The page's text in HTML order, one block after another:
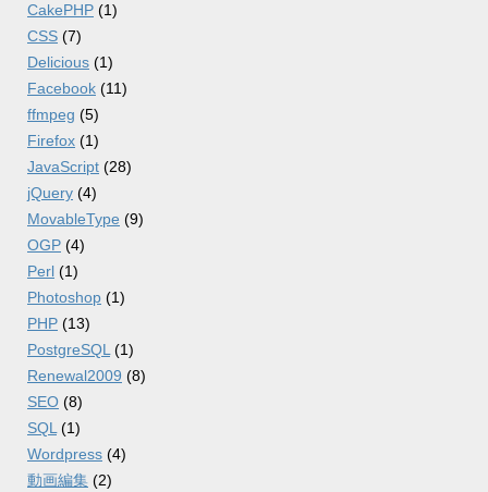
CakePHP (1)
CSS (7)
Delicious (1)
Facebook (11)
ffmpeg (5)
Firefox (1)
JavaScript (28)
jQuery (4)
MovableType (9)
OGP (4)
Perl (1)
Photoshop (1)
PHP (13)
PostgreSQL(1)
Renewal2009 (8)
SEO (8)
SQL(1)
Wordpress (4)
動画編集 (2)